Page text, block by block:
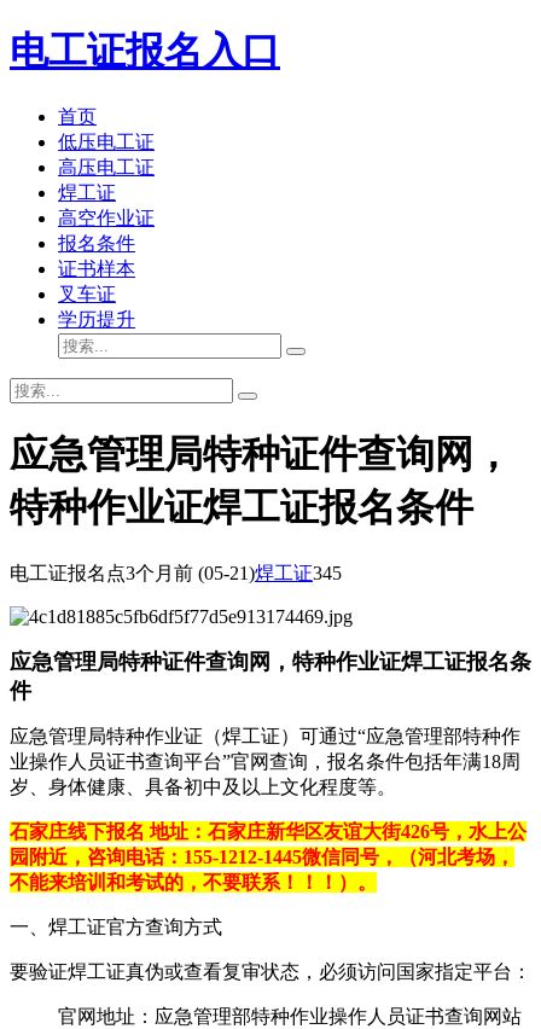
电工证报名入口
首页
低压电工证
高压电工证
焊工证
高空作业证
报名条件
证书样本
叉车证
学历提升
应急管理局特种证件查询网，
特种作业证焊工证报名条件
电工证报名点3个月前 (05-21)焊工证345
应急管理局特种证件查询网，特种作业证焊工证报名条
件
‌应急管理局特种作业证（焊工证）可通过“应急管理部特种作
业操作人员证书查询平台”官网查询‌，报名条件包括年满18周
岁、身体健康、具备初中及以上文化程度等。
石家庄线下报名 地址：石家庄新华区友谊大街426号，水上公
园附近，咨询电话：155-1212-1445微信同号，（河北考场，
不能来培训和考试的，不要联系！！！）。
一、焊工证官方查询方式
要验证焊工证真伪或查看复审状态，必须访问国家指定平台：
官网地址：应急管理部特种作业操作人员证书查询网站